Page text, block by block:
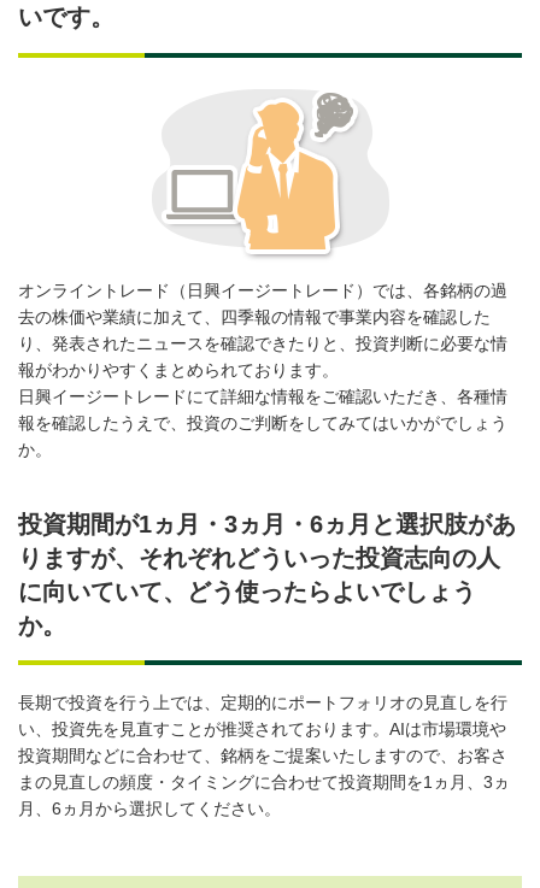
いです。
オンライントレード（日興イージートレード）では、各銘柄の過
去の株価や業績に加えて、四季報の情報で事業内容を確認した
り、発表されたニュースを確認できたりと、投資判断に必要な情
報がわかりやすくまとめられております。
日興イージートレードにて詳細な情報をご確認いただき、各種情
報を確認したうえで、投資のご判断をしてみてはいかがでしょう
か。
投資期間が1ヵ月・3ヵ月・6ヵ月と選択肢があ
りますが、それぞれどういった投資志向の人
に向いていて、どう使ったらよいでしょう
か。
長期で投資を行う上では、定期的にポートフォリオの見直しを行
い、投資先を見直すことが推奨されております。AIは市場環境や
投資期間などに合わせて、銘柄をご提案いたしますので、お客さ
まの見直しの頻度・タイミングに合わせて投資期間を1ヵ月、3ヵ
月、6ヵ月から選択してください。